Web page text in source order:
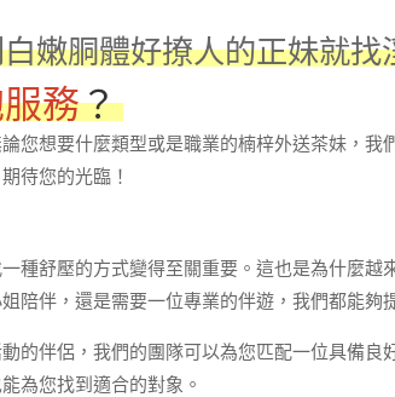
嫩胴體好撩人的正妹就
務？
您想要什麼類型或是職業的楠梓外送茶妹，
待您的光臨！
種舒壓的方式變得至關重要。這也是為什麼
陪伴，還是需要一位專業的伴遊，我們都能夠
的伴侶，我們的團隊可以為您匹配一位具備
為您找到適合的對象。